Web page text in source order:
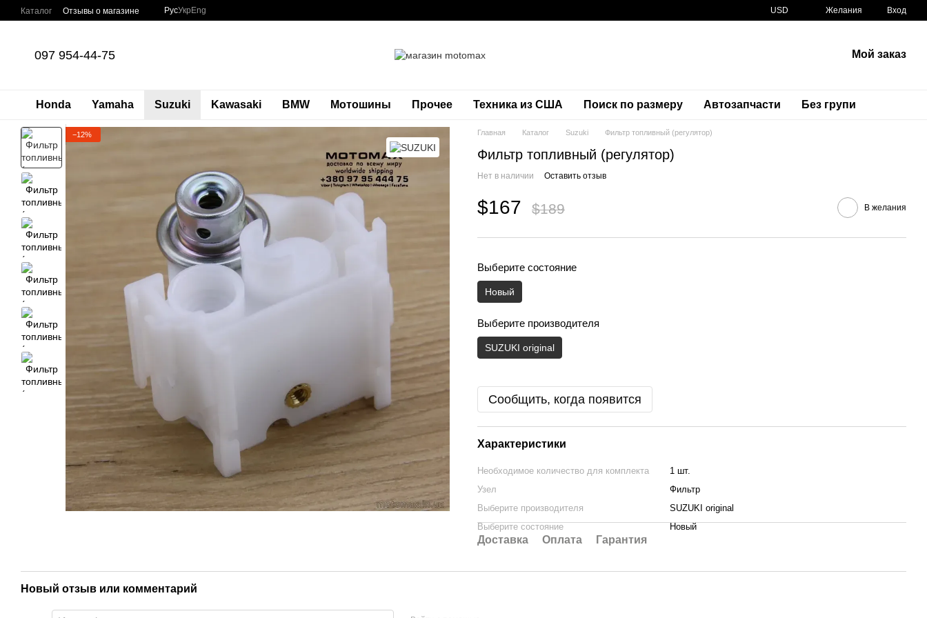
Перейти к основному контенту
Каталог Отзывы о магазине РусУкр Eng USD Желания Вход
097 954-44-75 Мой заказ
Honda Yamaha Suzuki Kawasaki BMW Мотошины Прочее Техника из США Поиск по размеру Автозапчасти Без групи
−12% Главная Каталог Suzuki Фильтр топливный (регулятор)
Фильтр топливный (регулятор)
Нет в наличии Оставить отзыв
$167 $189 В желания
Выберите состояние
Новый
Выберите производителя
SUZUKI original
Сообщить, когда появится
Характеристики
Необходимое количество для комплекта
1 шт.
Узел
Фильтр
Выберите производителя
SUZUKI original
Выберите состояние
Новый
Доставка Оплата Гарантия
Новый отзыв или комментарий